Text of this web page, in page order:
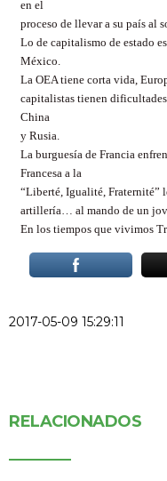
en el
proceso de llevar a su país al
Lo de capitalismo de estado
México.
La OEA tiene corta vida,
capitalistas tienen
China
y Rusia.
La burguesía de Francia
Francesa a la
“Liberté, Igualité, Fraternité”
artillería… al mando de un
En los tiempos que vivimos
2017-05-09 15:29:11
RELACIONADOS